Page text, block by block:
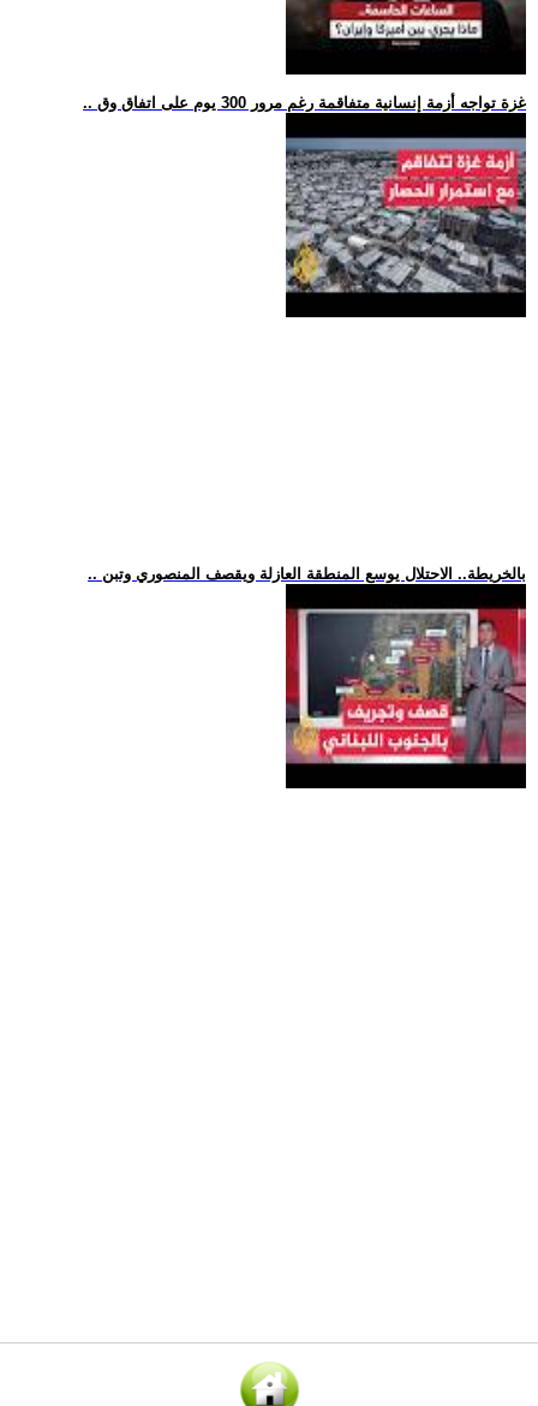
.. غزة تواجه أزمة إنسانية متفاقمة رغم مرور 300 يوم على اتفاق وق
.. بالخريطة.. الاحتلال يوسع المنطقة العازلة ويقصف المنصوري وتبن